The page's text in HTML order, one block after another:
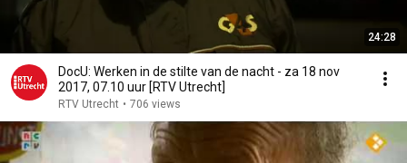
24:28
DocU: Werken in de stilte van de nacht - za 18 nov
2017, 07.10 uur [RTV Utrecht]
RTV Utrecht • 706 views